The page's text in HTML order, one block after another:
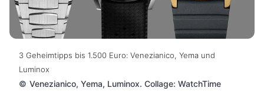
3 Geheimtipps bis 1.500 Euro: Venezianico, Yema und
Luminox
© Venezianico, Yema, Luminox. Collage: WatchTime